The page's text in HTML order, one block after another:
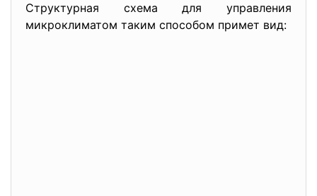
Структурная схема для управления
микроклиматом таким способом примет вид: